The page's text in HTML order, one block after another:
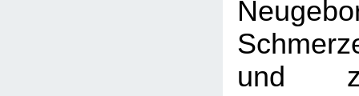
und